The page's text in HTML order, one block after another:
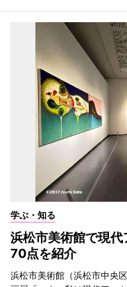
学ぶ・知る
浜松市美術館で現
70点を紹介
浜松市美術館（浜松市中央